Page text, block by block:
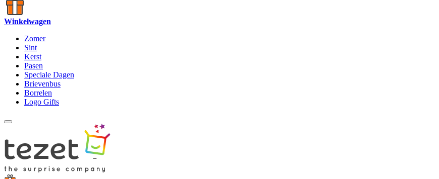
Winkelwagen
Zomer
Sint
Kerst
Pasen
Speciale Dagen
Brievenbus
Borrelen
Logo Gifts